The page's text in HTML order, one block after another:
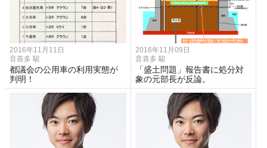
2016年11月11日
音喜多 駿
都議会の公用車の利用実態が
判明！
2016年11月09日
音喜多 駿
「盛土問題」報告書に処分対
象の元部長が反論。